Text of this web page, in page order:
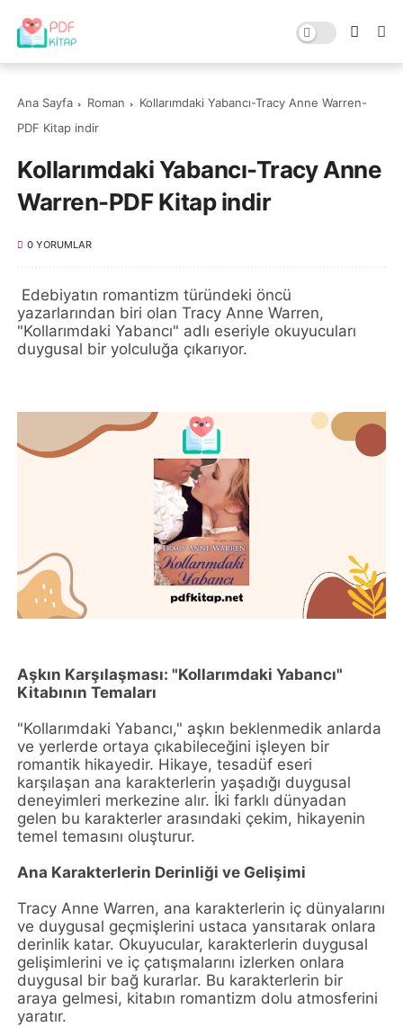
Ana Sayfa Roman
Kollarımdaki Yabancı-Tracy Anne Warren-
PDF Kitap indir
Kollarımdaki Yabancı-Tracy Anne
Warren-PDF Kitap indir
0 YORUMLAR
Edebiyatın romantizm türündeki öncü
yazarlarından biri olan Tracy Anne Warren,
"Kollarımdaki Yabancı" adlı eseriyle okuyucuları
duygusal bir yolculuğa çıkarıyor.
Aşkın Karşılaşması: "Kollarımdaki Yabancı"
Kitabının Temaları
"Kollarımdaki Yabancı," aşkın beklenmedik anlarda
ve yerlerde ortaya çıkabileceğini işleyen bir
romantik hikayedir. Hikaye, tesadüf eseri
karşılaşan ana karakterlerin yaşadığı duygusal
deneyimleri merkezine alır. İki farklı dünyadan
gelen bu karakterler arasındaki çekim, hikayenin
temel temasını oluşturur.
Ana Karakterlerin Derinliği ve Gelişimi
Tracy Anne Warren, ana karakterlerin iç dünyalarını
ve duygusal geçmişlerini ustaca yansıtarak onlara
derinlik katar. Okuyucular, karakterlerin duygusal
gelişimlerini ve iç çatışmalarını izlerken onlara
duygusal bir bağ kurarlar. Bu karakterlerin bir
araya gelmesi, kitabın romantizm dolu atmosferini
yaratır.